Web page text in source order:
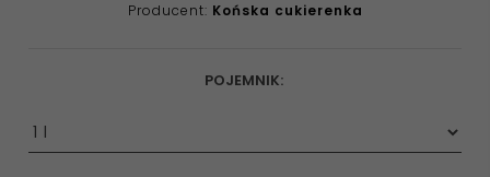
Producent: Końska cukierenka
POJEMNIK:
options[8]